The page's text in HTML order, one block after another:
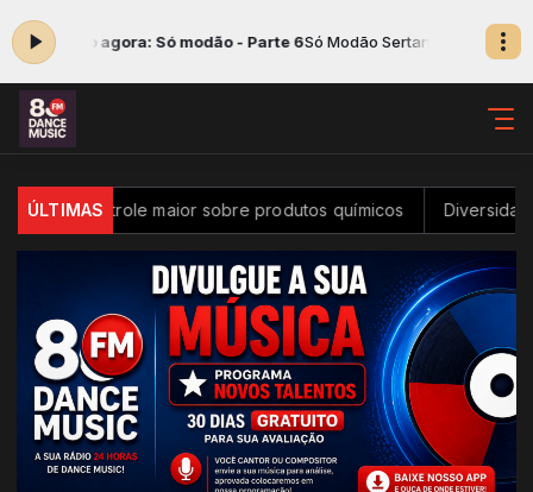
agora: Só modão - Parte 6Só Modão Sertanejo das 05:00 às
ÚLTIMAS
controle maior sobre produtos químicos Diversidade na